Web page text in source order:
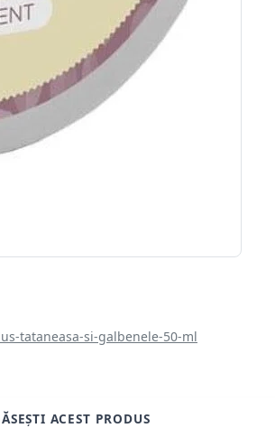
tataneasa-si-galbenele-50-ml
ACEST PRODUS